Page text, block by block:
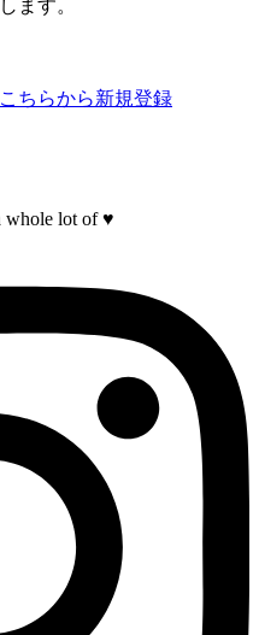
ます。
ちらから新規登録
lot of ♥